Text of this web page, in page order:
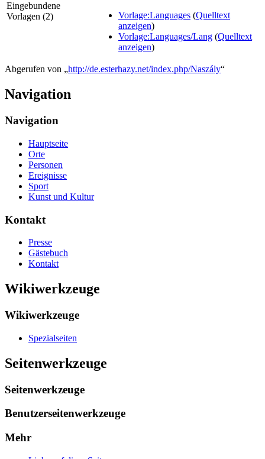
Eingebundene
Vorlagen (2)
Vorlage:Languages (Quelltext
anzeigen)
Vorlage:Languages/Lang (Quelltext
anzeigen)
Abgerufen von „http://de.esterhazy.net/index.php/Naszály“
Navigation
Navigation
Hauptseite
Orte
Personen
Ereignisse
Sport
Kunst und Kultur
Kontakt
Presse
Gästebuch
Kontakt
Wikiwerkzeuge
Wikiwerkzeuge
Spezialseiten
Seitenwerkzeuge
Seitenwerkzeuge
Benutzerseitenwerkzeuge
Mehr